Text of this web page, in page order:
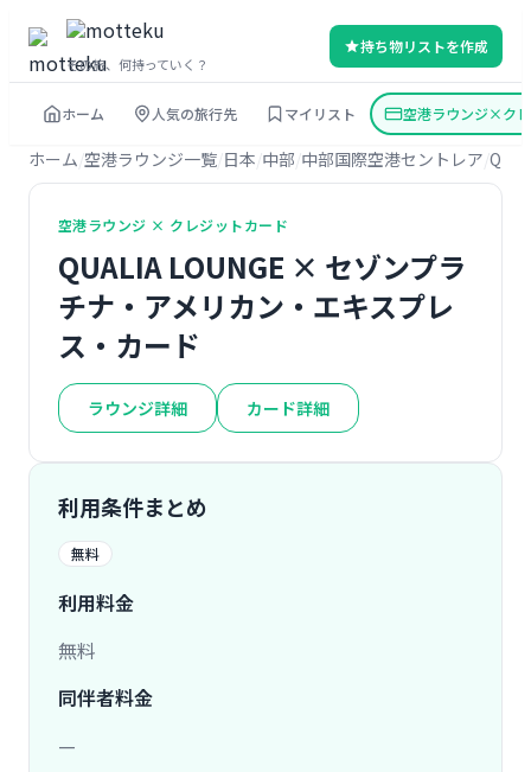
その旅、何持っていく？
持ち物リストを作成
ホーム 人気の旅行先 マイリスト 空港ラウンジ×ク
ホーム 空港ラウンジ一覧 日本 中部 中部国際空港セントレア
空港ラウンジ × クレジットカード
QUALIA LOUNGE × セゾンプラ
チナ・アメリカン・エキスプレ
ス・カード
ラウンジ詳細 カード詳細
利用条件まとめ
無料
利用料金
無料
同伴者料金
—